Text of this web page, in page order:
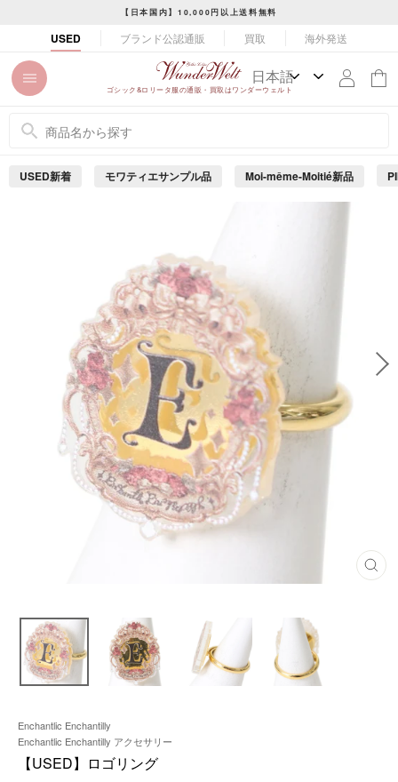
ン
ツ
イ
ド
止
【日本国内】10,000円以上送料無料
USED ブランド公認通販 買取 海外発送
ゴシック&ロリータ服の通販・買取はワンダーウェルト
USED新着 モワティエサンプル品 Moi-même-Moitié新品
閉
Enchantlic Enchantilly
Enchantlic Enchantilly アクセサリー
【USED】ロゴリング